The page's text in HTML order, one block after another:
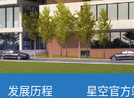
发展历程 星空官